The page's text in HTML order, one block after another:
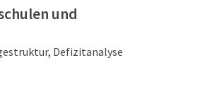
und
Defizitanalyse